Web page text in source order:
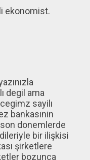
ekonomist.
degil ama
sayilı
bankasınin
donemlerde
bir ilişkisi
şirketlere
bozunca